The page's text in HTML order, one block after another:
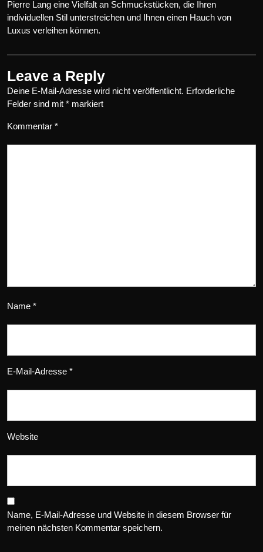
Pierre Lang eine Vielfalt an Schmuckstücken, die Ihren
individuellen Stil unterstreichen und Ihnen einen Hauch von
Luxus verleihen können.
Leave a Reply
Deine E-Mail-Adresse wird nicht veröffentlicht. Erforderliche
Felder sind mit * markiert
Kommentar *
Name *
E-Mail-Adresse *
Website
Name, E-Mail-Adresse und Website in diesem Browser für
meinen nächsten Kommentar speichern.